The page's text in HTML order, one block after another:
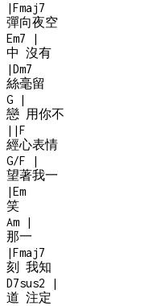
|Fmaj7
彈向夜空
Em7
|
中 沒有
|Dm7
絲毫留
G
|
戀 用你不
| |F
經心表情
G/F
|
望著我一
|Em
笑
Am
|
那一
|Fmaj7
刻 我知
D7sus2
|
道 注定